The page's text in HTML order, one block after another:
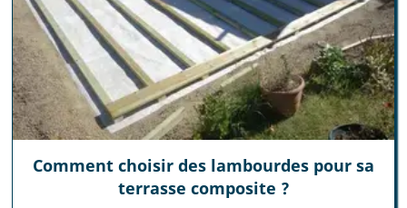
Comment choisir des lambourdes pour sa
terrasse composite ?